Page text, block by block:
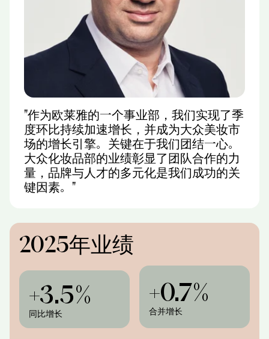
"作为欧莱雅的一个事业部，我们实现了季
度环比持续加速增长，并成为大众美妆市
场的增长引擎。关键在于我们团结一心。
大众化妆品部的业绩彰显了团队合作的力
量，品牌与人才的多元化是我们成功的关
键因素。"
2025年业绩
+3.5%
同比增长
+0.7%
合并增长